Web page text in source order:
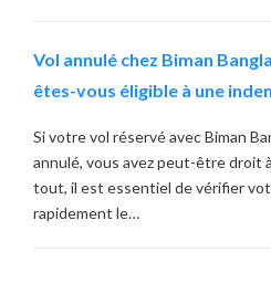
Vol annulé chez Biman
êtes-vous éligible à une
Si votre vol réservé avec Biman
annulé, vous avez peut-être droit
tout, il est essentiel de vérifier
rapidement le…